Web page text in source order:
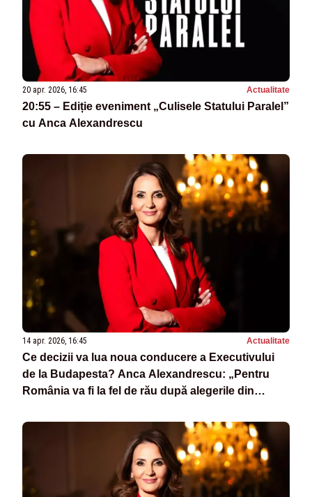
20 apr. 2026, 16:45 Actualitate
20:55 – Ediție eveniment „Culisele Statului Paralel”
cu Anca Alexandrescu
14 apr. 2026, 16:45 Actualitate
Ce decizii va lua noua conducere a Executivului
de la Budapesta? Anca Alexandrescu: „Pentru
România va fi la fel de rău după alegerile din